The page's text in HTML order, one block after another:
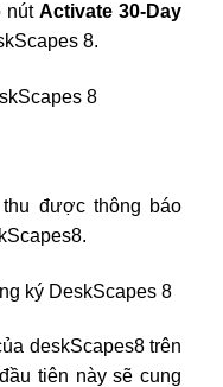
nút Activate 30-Day
8.
được thông báo
deskScapes8 trên
tiên này sẽ cung